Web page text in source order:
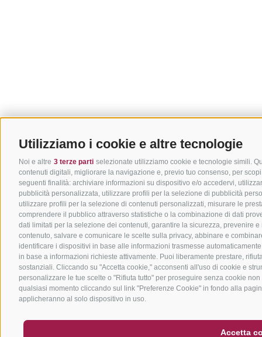
Utilizziamo i cookie e altre tecnologie
Noi e altre 3 terze parti selezionate utilizziamo cookie e tecnologie simili.
contenuti digitali, migliorare la navigazione e, previo tuo consenso, per
seguenti finalità: archiviare informazioni su dispositivo e/o accedervi,
pubblicità personalizzata, utilizzare profili per la selezione di pubblicità
utilizzare profili per la selezione di contenuti personalizzati, misurare le
comprendere il pubblico attraverso statistiche o la combinazione di dati
dati limitati per la selezione dei contenuti, garantire la sicurezza, prevenire
contenuto, salvare e comunicare le scelte sulla privacy, abbinare e
identificare i dispositivi in base alle informazioni trasmesse
in base a informazioni richieste attivamente. Puoi liberamente prestare,
sostanziali. Cliccando su "Accetta cookie," acconsenti all'uso di cookie e
personalizzare le tue scelte o "Rifiuta tutto" per proseguire senza cookie
qualsiasi momento cliccando sul link "Preferenze Cookie" in fondo alla
applicheranno al solo dispositivo in uso.
Accetta